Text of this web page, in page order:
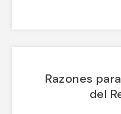
Razones
del